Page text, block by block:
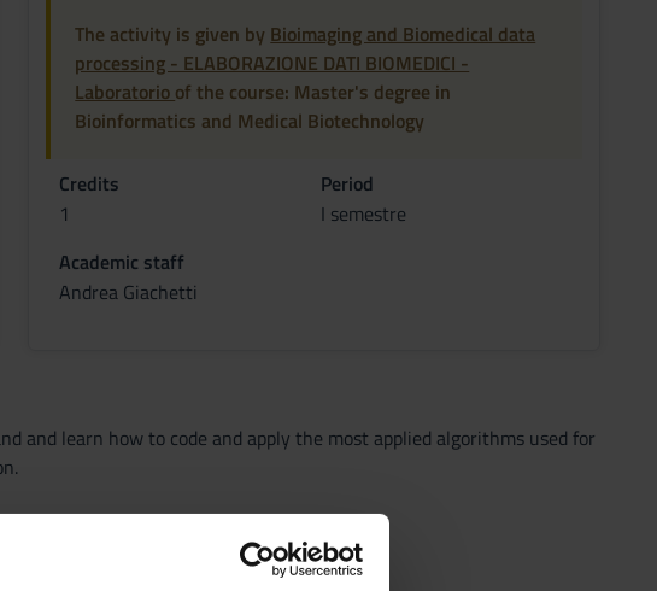
The activity is given by Bioimaging and Biomedical data
processing - ELABORAZIONE DATI BIOMEDICI -
Laboratorio of the course: Master's degree in
Bioinformatics and Medical Biotechnology
Credits
1
Period
I semestre
Academic staff
Andrea Giachetti
and learn how to code and apply the most applied algorithms used for